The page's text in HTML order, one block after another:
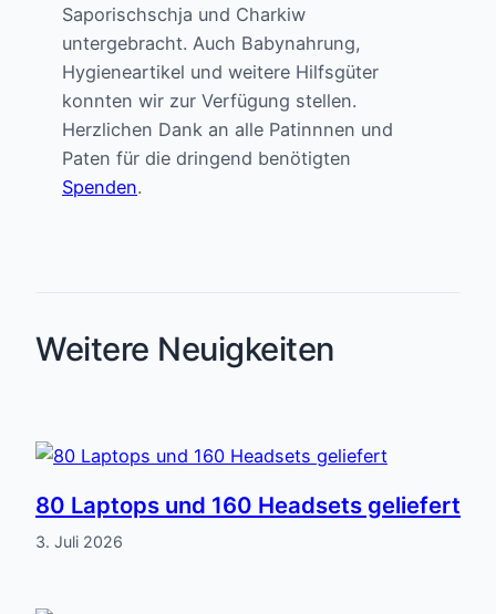
Saporischschja und Charkiw
untergebracht. Auch Babynahrung,
Hygieneartikel und weitere Hilfsgüter
konnten wir zur Verfügung stellen.
Herzlichen Dank an alle Patinnnen und
Paten für die dringend benötigten
Spenden.
Weitere Neuigkeiten
80 Laptops und 160 Headsets geliefert
3. Juli 2026